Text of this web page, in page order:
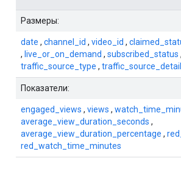
Размеры:
date , channel_id , video_id ,
, live_or_on_demand , subscribed_status ,
traffic_source_type , traffic_source_detail
Показатели:
engaged_views , views ,
average_view_duration_seconds ,
average_view_duration_percentage ,
red_watch_time_minutes